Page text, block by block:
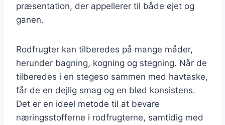
præsentation, der appellerer til både øjet og
ganen.
Rodfrugter kan tilberedes på mange måder,
herunder bagning, kogning og stegning. Når de
tilberedes i en stegeso sammen med havtaske,
får de en dejlig smag og en blød konsistens.
Det er en ideel metode til at bevare
næringsstofferne i rodfrugterne, samtidig med